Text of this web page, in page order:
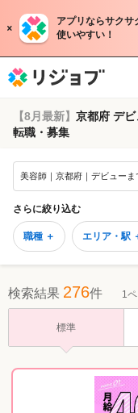
アプリならサクサ
使いやすい！
【8月最新】 京都府 デビ
転職・募集
美容師｜京都府｜デビューま
さらに絞り込む
職種 ＋ エリア・駅
検索結果 276件 1
標準